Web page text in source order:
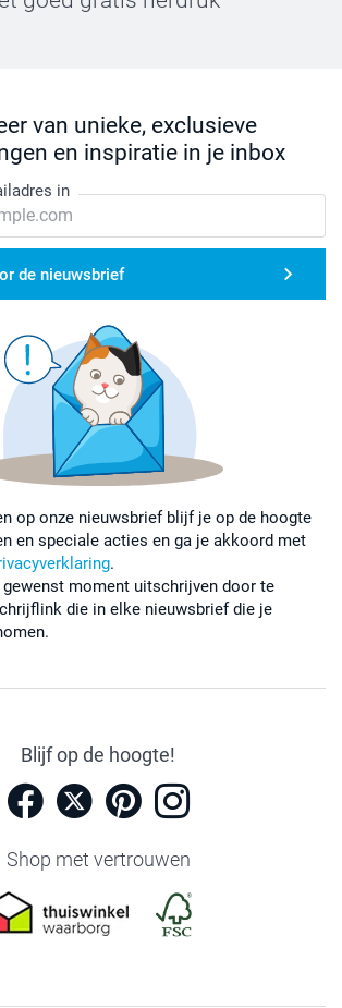
van unieke, exclusieve
en inspiratie in je inbox
in
de nieuwsbrief
op onze nieuwsbrief blijf je op de hoogte
en speciale acties en ga je akkoord met
.
moment uitschrijven door te
die in elke nieuwsbrief die je
Blijf op de hoogte!
Shop met vertrouwen